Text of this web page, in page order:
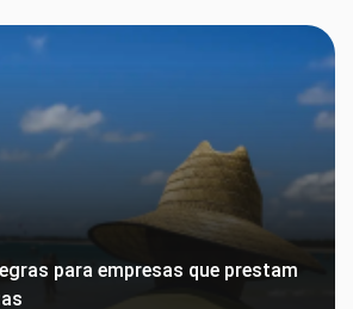
para empresas que prestam